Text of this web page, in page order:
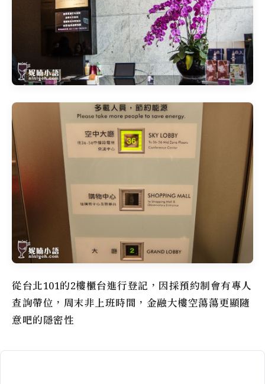
從台北101的2樓櫃台進行登記，因採預約制會有專人
查詢帶位，周末非上班時間，金融大樓空蕩蕩更顯隨
意吧的隱密性